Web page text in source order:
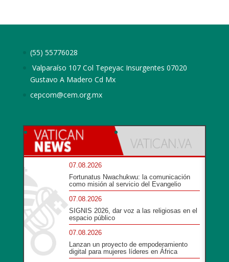
(55) 55776028
Valparaíso 107 Col Tepeyac Insurgentes 07020
Gustavo A Madero Cd Mx
cepcom@cem.org.mx
07.08.2026
Fortunatus Nwachukwu: la comunicación
como misión al servicio del Evangelio
07.08.2026
SIGNIS 2026, dar voz a las religiosas en el
espacio público
07.08.2026
Lanzan un proyecto de empoderamiento
digital para mujeres líderes en África